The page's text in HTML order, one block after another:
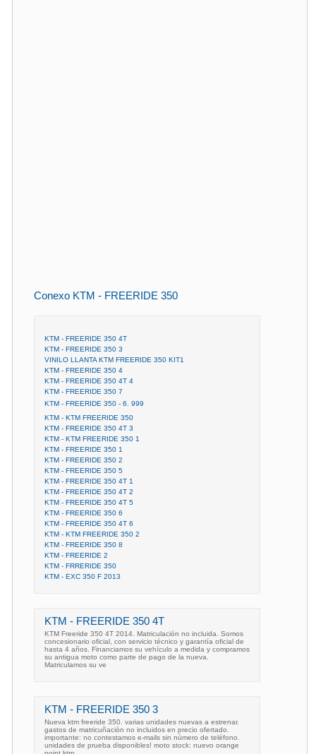
Conexo KTM - FREERIDE 350
KTM - FREERIDE 350 4T
KTM - FREERIDE 350 3
VINILO LLANTA KTM FREERIDE 350 KIT1
KTM - FREERIDE 350 4
KTM - FREERIDE 350 4T 4
KTM - FREERIDE 350 7
KTM - FREERIDE 350 - 6. 999 
KTM - KTM FREERIDE 350
KTM - FREERIDE 350 4T 3
KTM - KTM FREERIDE 350 1
KTM - FREERIDE 350 1
KTM - FREERIDE 350 2
KTM - FREERIDE 350 5
KTM - FREERIDE 350 4T 1
KTM - FREERIDE 350 4T 2
KTM - FREERIDE 350 4T 5
KTM - FREERIDE 350 6
KTM - FREERIDE 350 4T 6
KTM - KTM FREERIDE 350 2
KTM - FREERIDE 350 8
KTM - FREERIDE 2
KTM - FRRERIDE 350
KTM - EXC 350 F 2013
KTM - FREERIDE 350 4T
KTM Freeride 350 4T 2014. Matriculación no incluida. Somos
concesionario oficial, con servicio técnico y garantía oficial de
hasta 4 años. Financiamos su vehículo a medida y compramos
su antigua moto como parte de pago de la nueva.
Matriculamos su ve
KTM - FREERIDE 350 3
Nueva ktm freeride 350. varias unidades nuevas a estrenar.
gastos de matricuñación no incluidos en precio ofertado.
importante: no contestamos e-mails sin número de teléfono.
unidades de prueba disponibles! moto stock: nuevo orange